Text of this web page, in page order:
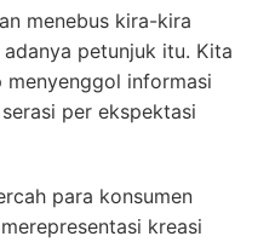
menebus kira-kira
petunjuk itu. Kita
menyenggol informasi
per ekspektasi
para konsumen
kreasi